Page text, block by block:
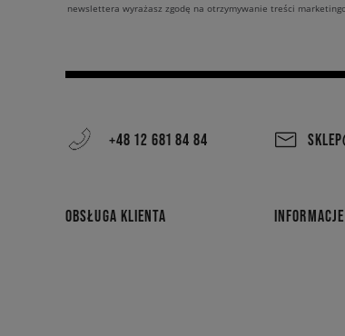
newslettera wyrażasz zgodę na otrzymywanie treści
+48 12 681 84 84
OBSŁUGA KLIENTA INFORMACJE